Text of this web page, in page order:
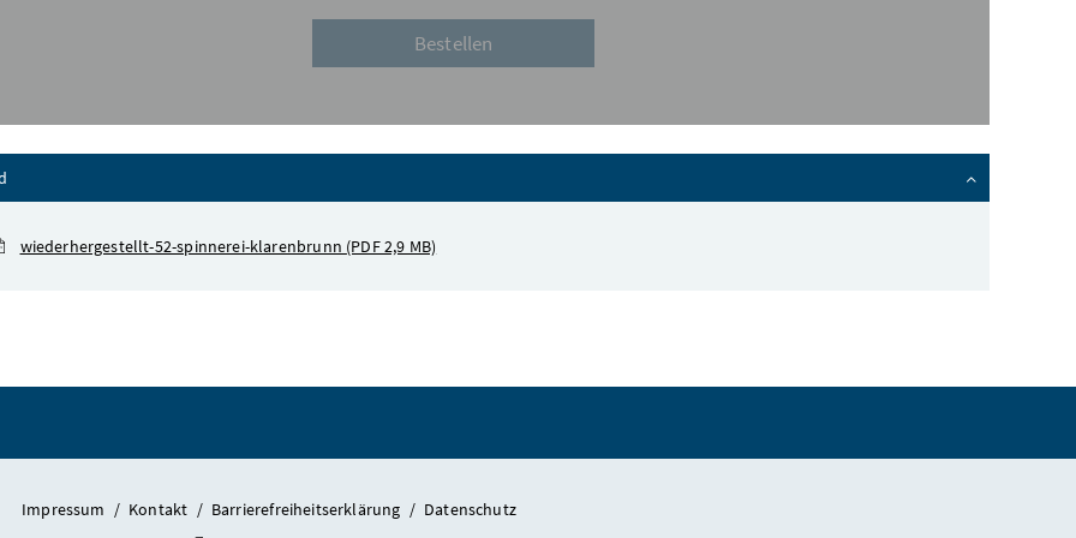
wiederhergestellt-52-spinnerei-klarenbrunn (PDF 2,9 MB)
Impressum / Kontakt / Barrierefreiheitserklärung / Datenschutz